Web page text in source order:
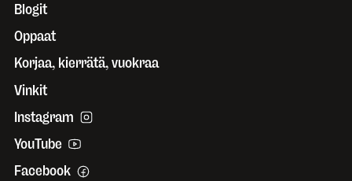
Blogit
Oppaat
Korjaa, kierrätä, vuokraa
Vinkit
Instagram
YouTube
Facebook